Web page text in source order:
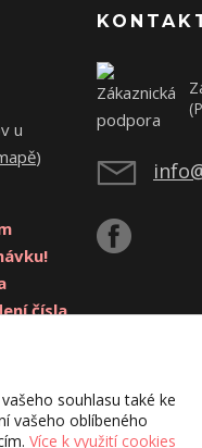
u
)
čísla
souhlasu také ke
vašeho oblíbeného
Více k využití cookies